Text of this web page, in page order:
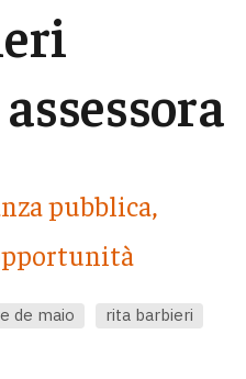
pubblica,
de maio
rita barbieri